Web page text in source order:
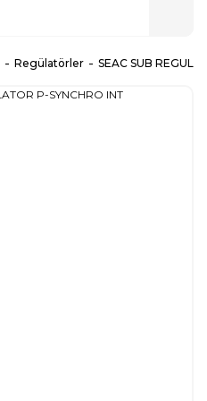
Regülatörler SEAC SUB